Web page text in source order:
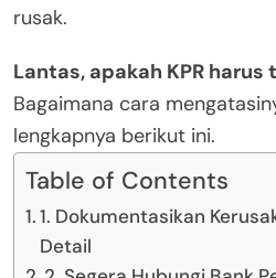
rusak.
Lantas, apakah KPR
Bagaimana cara
lengkapnya berikut ini.
Table of Contents
1. Dokumentasikan
Detail